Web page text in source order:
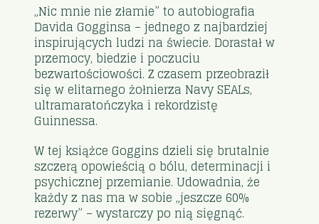
„Nic mnie nie złamie” to autobiografia
Davida Gogginsa – jednego z najbardziej
inspirujących ludzi na świecie. Dorastał w
przemocy, biedzie i poczuciu
bezwartościowości. Z czasem przeobraził
się w elitarnego żołnierza Navy SEALs,
ultramaratończyka i rekordzistę
Guinnessa.
W tej książce Goggins dzieli się brutalnie
szczerą opowieścią o bólu, determinacji i
psychicznej przemianie. Udowadnia, że
każdy z nas ma w sobie „jeszcze 60%
rezerwy” – wystarczy po nią sięgnąć.